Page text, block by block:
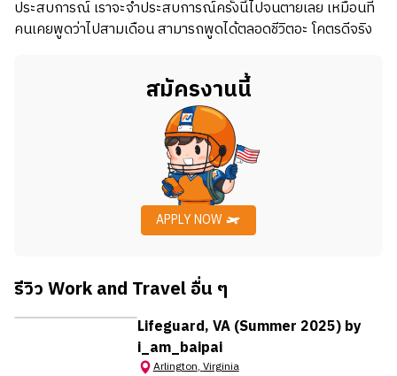
ประสบการณ์ เราจะจำประสบการณ์ครั้งนี้ไปจนตายเลย เหมือนที่
คนเคยพูดว่าไปสามเดือน สามารถพูดได้ตลอดชีวิตอะ โคตรดีจริง
สมัครงานนี้
APPLY NOW
รีวิว Work and Travel อื่น ๆ
Lifeguard, VA (Summer 2025) by
i_am_baipai
Arlington,Virginia